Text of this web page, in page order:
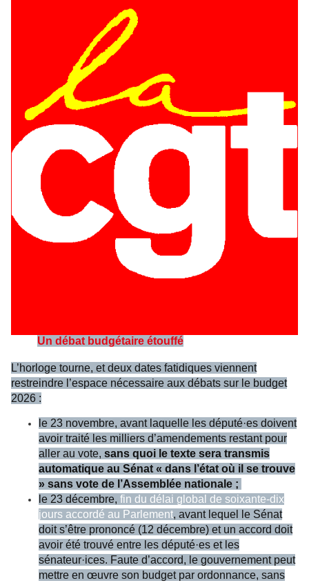
Un débat budgétaire étouffé
L’horloge tourne, et deux dates fatidiques viennent
restreindre l’espace nécessaire aux débats sur le budget
2026 :
le 23 novembre, avant laquelle les député·es doivent
avoir traité les milliers d’amendements restant pour
aller au vote, sans quoi le texte sera transmis
automatique au Sénat « dans l’état où il se trouve
» sans vote de l’Assemblée nationale ;
le 23 décembre, fin du délai global de soixante-dix
jours accordé au Parlement, avant lequel le Sénat
doit s’être prononcé (12 décembre) et un accord doit
avoir été trouvé entre les député·es et les
sénateur·ices. Faute d’accord, le gouvernement peut
mettre en œuvre son budget par ordonnance, sans